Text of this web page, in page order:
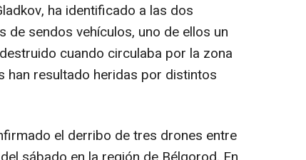
ha identificado a las dos
sendos vehículos, uno de ellos un
cuando circulaba por la zona
han resultado heridas por distintos
el derribo de tres drones entre